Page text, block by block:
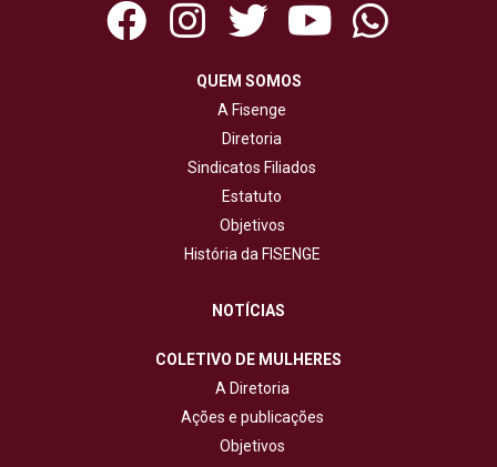
QUEM SOMOS
A Fisenge
Diretoria
Sindicatos Filiados
Estatuto
Objetivos
História da FISENGE
NOTÍCIAS
COLETIVO DE MULHERES
A Diretoria
Ações e publicações
Objetivos